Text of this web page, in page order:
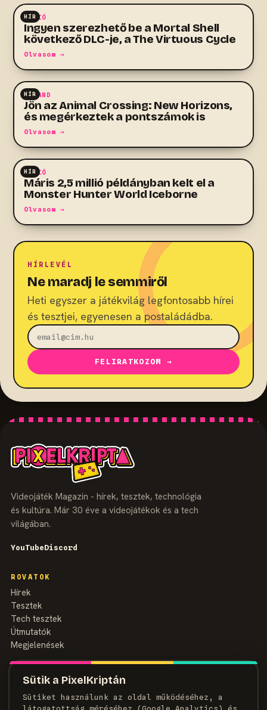
Sütik a PixelKriptán
Sütiket használunk az oldal működéséhez, a
HÍR
AKCIÓ
Ingyen szerezhető be a Mortal Shell
következő DLC-je, a The Virtuous Cycle
Olvasom →
HÍR
KALAND
Jön az Animal Crossing: New Horizons,
és megérkeztek a pontszámok is
Olvasom →
HÍR
AKCIÓ
Máris 2,5 millió példányban kelt el a
Monster Hunter World Iceborne
Olvasom →
HÍRLEVÉL
Ne maradj le semmiről
Heti egyszer a játékvilág legfontosabb hírei
és tesztjei, egyenesen a postaládádba.
FELIRATKOZOM →
Videojáték Magazin - hírek, tesztek, technológia
és kultúra. Már 30 éve a videojátékok és a tech
világában.
YouTubeDiscord
ROVATOK
Hírek
Tesztek
Tech tesztek
Útmutatók
Megjelenések
MAGAZIN
Szerzők